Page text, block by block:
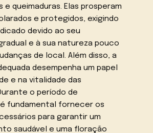
queimaduras. Elas prosperam
e protegidos, exigindo
devido ao seu
e à sua natureza pouco
de local. Além disso, a
desempenha um papel
e na vitalidade das
o período de
fundamental fornecer os
para garantir um
saudável e uma floração